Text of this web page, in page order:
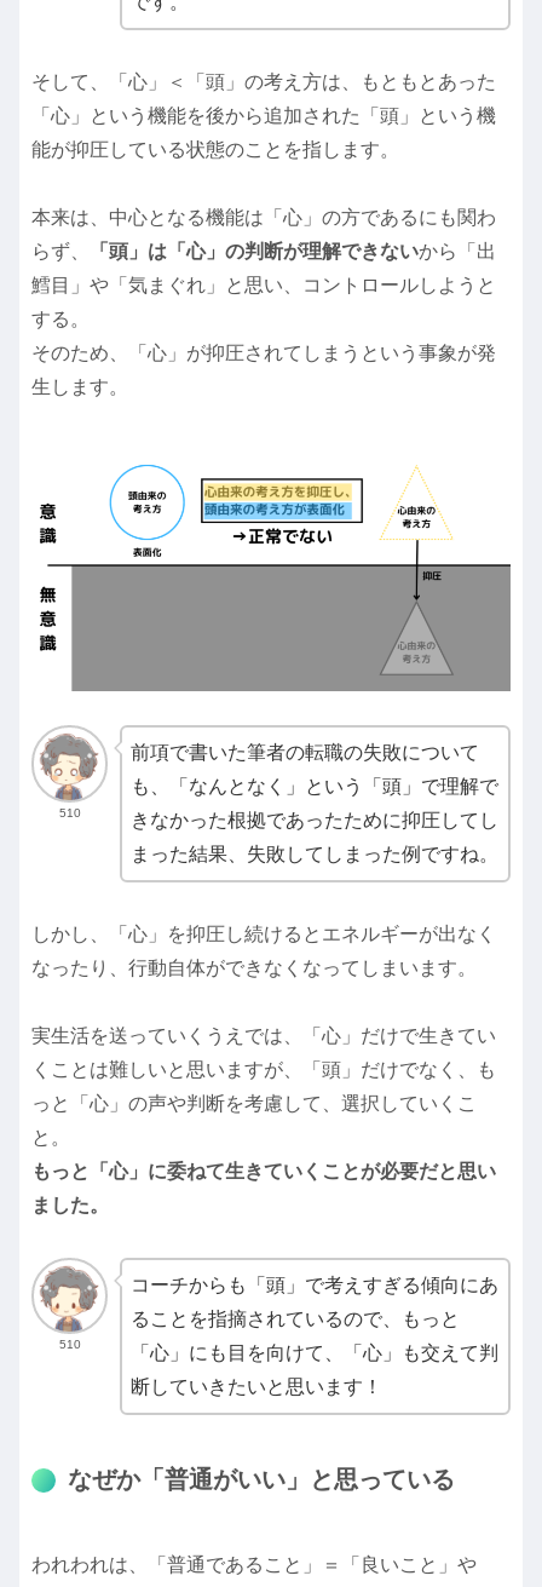
そして、「心」＜「頭」の考え方は、もともとあった
「心」という機能を後から追加された「頭」という機
能が抑圧している状態のことを指します。
本来は、中心となる機能は「心」の方であるにも関わ
らず、
「頭」は「心」の判断が理解できないから「出
鱈目」や「気まぐれ」と思い、コントロールしようと
する。
そのため、「心」が抑圧されてしまうという事象が発
生します。
510
前項で書いた筆者の転職の失敗について
も、「なんとなく」という「頭」で理解で
きなかった根拠であったために抑圧してし
まった結果、失敗してしまった例ですね。
しかし、「心」を抑圧し続けるとエネルギーが出なく
なったり、行動自体ができなくなってしまいます。
実生活を送っていくうえでは、「心」だけで生きてい
くことは難しいと思いますが、「頭」だけでなく、も
っと「心」の声や判断を考慮して、選択していくこ
と。
もっと「心」に委ねて生きていく ことが必要だと思い
ました。
510
コーチからも「頭」で考えすぎる傾向にあ
ることを指摘されているので、もっと
「心」にも目を向けて、「心」も交えて判
断していきたいと思います！
なぜか「普通がいい」と思っている
われわれは、「普通であること」＝「良いこと」や